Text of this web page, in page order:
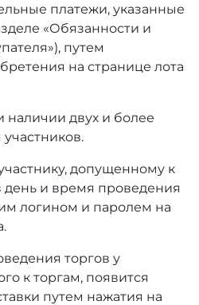
платежи, указанные
«Обязанности и
путем
на странице лота
наличии двух и более
допущенному к
день и время проведения
логином и паролем на
торгов у
к торгам, появится
путем нажатия на